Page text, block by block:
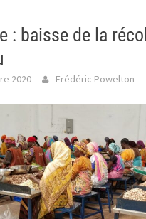
: baisse de la
2020 Frédéric Powelton